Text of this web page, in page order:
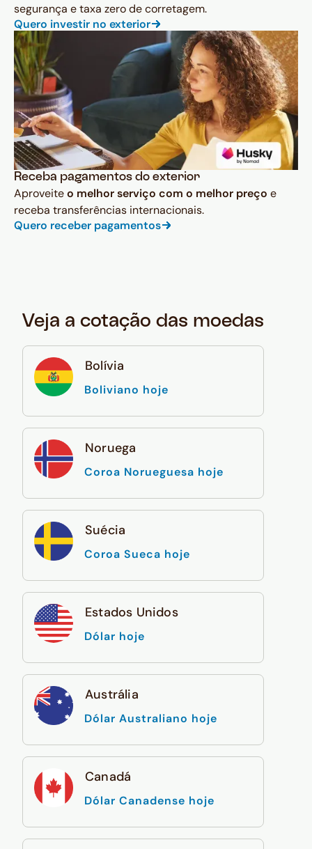
segurança e taxa zero de corretagem.
Quero investir no exterior
Receba pagamentos do exterior
Aproveiteo melhor serviço com o melhor preço e
receba transferências internacionais.
Quero receber pagamentos
Veja a cotação das moedas
Bolívia
Boliviano hoje
Noruega
Coroa Norueguesa hoje
Suécia
Coroa Sueca hoje
Estados Unidos
Dólar hoje
Austrália
Dólar Australiano hoje
Canadá
Dólar Canadense hoje